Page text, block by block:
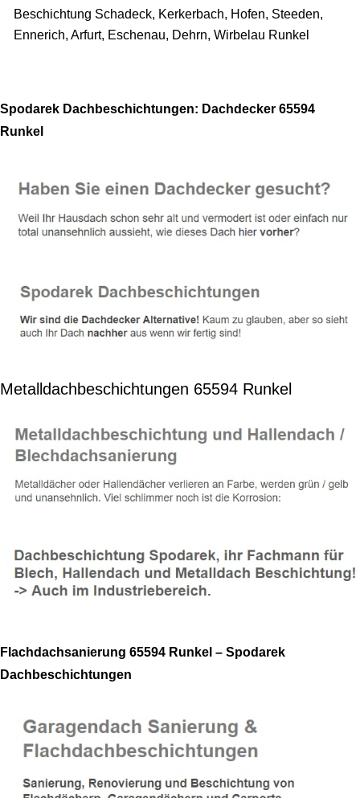
Beschichtung Schadeck, Kerkerbach, Hofen, Steeden,
Ennerich, Arfurt, Eschenau, Dehrn, Wirbelau Runkel
Spodarek Dachbeschichtungen: Dachdecker 65594
Runkel
Metalldachbeschichtungen 65594 Runkel
Flachdachsanierung 65594 Runkel – Spodarek
Dachbeschichtungen